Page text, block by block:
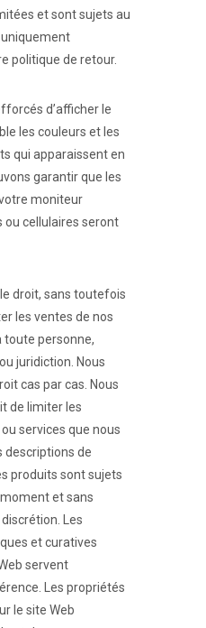
et sont sujets au
uniquement
politique de retour.
d’afficher le
les couleurs et les
qui apparaissent en
garantir que les
moniteur
ou cellulaires seront
droit, sans toutefois
les ventes de nos
toute personne,
juridiction. Nous
cas par cas. Nous
de limiter les
services que nous
descriptions de
produits sont sujets
et sans
Les
et curatives
servent
Les propriétés
le site Web